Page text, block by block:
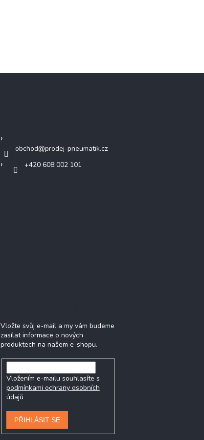
obchod@prodej-pneumatik.cz
+420 608 002 101
Vložte svůj e-mail a my vám budeme
zasílat informace o nových
produktech na našem e-shopu.
Vložením e-mailu souhlasíte s
podmínkami ochrany osobních
údajů
PŘIHLÁSIT SE